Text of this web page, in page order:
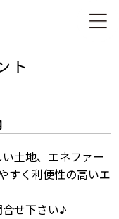
ト
土地、エネファー
すく利便性の高いエ
合せ下さい♪